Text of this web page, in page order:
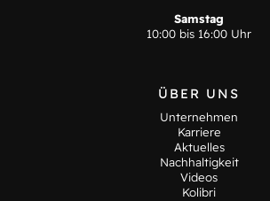
Samstag
10:00 bis 16:00 Uhr
ÜBER UNS
Unternehmen
Karriere
Aktuelles
Nachhaltigkeit
Videos
Kolibri